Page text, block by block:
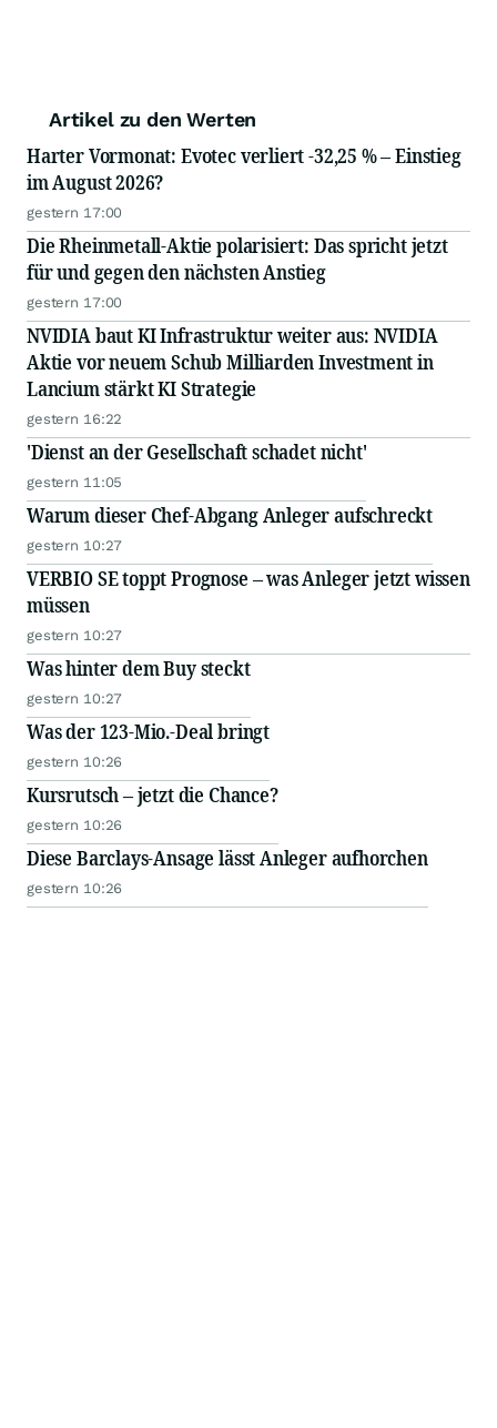
Artikel zu den Werten
Harter Vormonat: Evotec verliert -32,25 % – Einstieg
im August 2026?
gestern 17:00
Die Rheinmetall-Aktie polarisiert: Das spricht jetzt
für und gegen den nächsten Anstieg
gestern 17:00
NVIDIA baut KI Infrastruktur weiter aus: NVIDIA
Aktie vor neuem Schub Milliarden Investment in
Lancium stärkt KI Strategie
gestern 16:22
'Dienst an der Gesellschaft schadet nicht'
gestern 11:05
Warum dieser Chef-Abgang Anleger aufschreckt
gestern 10:27
VERBIO SE toppt Prognose – was Anleger jetzt wissen
müssen
gestern 10:27
Was hinter dem Buy steckt
gestern 10:27
Was der 123-Mio.-Deal bringt
gestern 10:26
Kursrutsch – jetzt die Chance?
gestern 10:26
Diese Barclays-Ansage lässt Anleger aufhorchen
gestern 10:26